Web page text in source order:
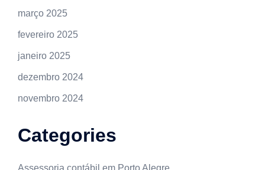
março 2025
fevereiro 2025
janeiro 2025
dezembro 2024
novembro 2024
Categories
Assessoria contábil em Porto Alegre